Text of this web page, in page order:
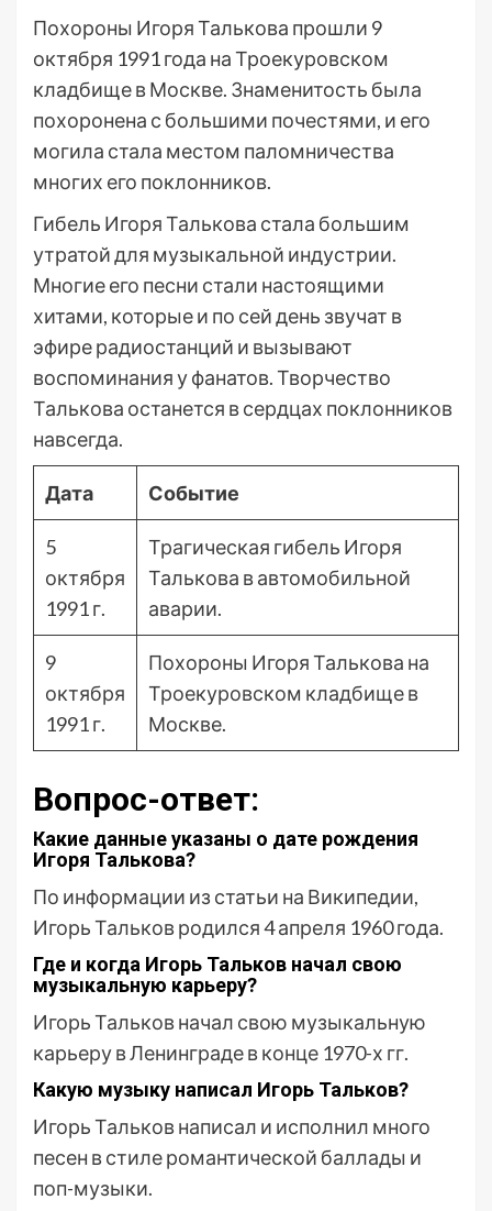
Похороны Игоря Талькова прошли 9
октября 1991 года на Троекуровском
кладбище в Москве. Знаменитость была
похоронена с большими почестями, и его
могила стала местом паломничества
многих его поклонников.
Гибель Игоря Талькова стала большим
утратой для музыкальной индустрии.
Многие его песни стали настоящими
хитами, которые и по сей день звучат в
эфире радиостанций и вызывают
воспоминания у фанатов. Творчество
Талькова останется в сердцах поклонников
навсегда.
Дата Событие
5
октября
1991 г.
Трагическая гибель Игоря
Талькова в автомобильной
аварии.
9
октября
1991 г.
Похороны Игоря Талькова на
Троекуровском кладбище в
Москве.
Вопрос-ответ:
Какие данные указаны о дате рождения
Игоря Талькова?
По информации из статьи на Википедии,
Игорь Тальков родился 4 апреля 1960 года.
Где и когда Игорь Тальков начал свою
музыкальную карьеру?
Игорь Тальков начал свою музыкальную
карьеру в Ленинграде в конце 1970-х гг.
Какую музыку написал Игорь Тальков?
Игорь Тальков написал и исполнил много
песен в стиле романтической баллады и
поп-музыки.